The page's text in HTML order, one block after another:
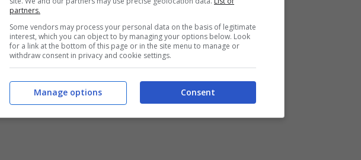
partners.
Some vendors may process your personal data on the basis of legitimate
interest, which you can object to by managing your options below. Look
for a link at the bottom of this page or in the site menu to manage or
withdraw consent in privacy and cookie settings.
Consent
Manage options